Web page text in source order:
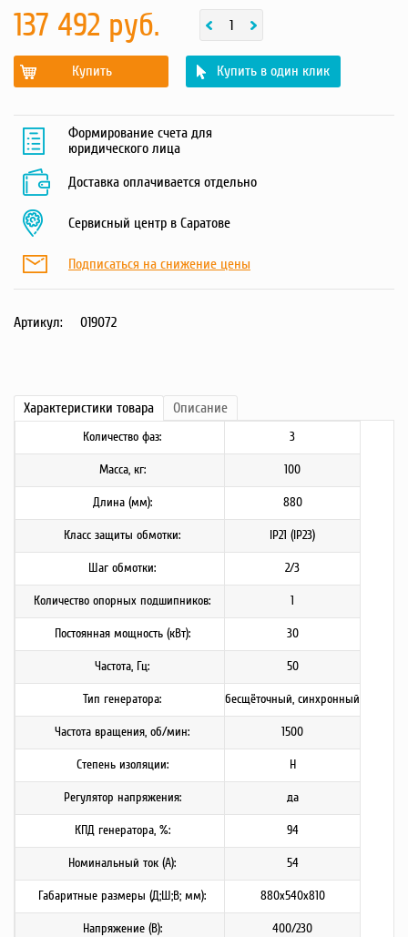
137 492 руб.
Купить Купить в один клик
Формирование счета для
юридического лица
Доставка оплачивается отдельно
Сервисный центр в Саратове
Подписаться на снижение цены
Артикул: 019072
Характеристики товара Описание
Количество фаз: 3
Масса, кг: 100
Длина (мм): 880
Класс защиты обмотки: IP21 (IP23)
Шаг обмотки: 2/3
Количество опорных подшипников: 1
Постоянная мощность (кВт): 30
Частота, Гц: 50
Тип генератора: бесщёточный, синхронный
Частота вращения, об/мин: 1500
Степень изоляции: H
Регулятор напряжения: да
КПД генератора, %: 94
Номинальный ток (А): 54
Габаритные размеры (Д;Ш;В; мм): 880х540х810
Напряжение (В): 400/230